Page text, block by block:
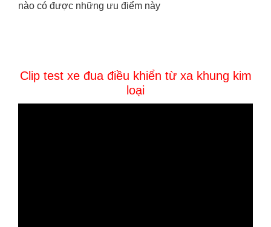
nào có được những ưu điểm này
Clip test xe đua điều khiển từ xa khung kim
loại